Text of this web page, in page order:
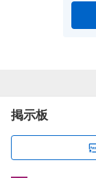
掲示板